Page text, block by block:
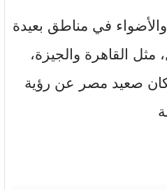
في مناطق بعيدة
القاهرة والجيزة،
صعيد مصر عن رؤية